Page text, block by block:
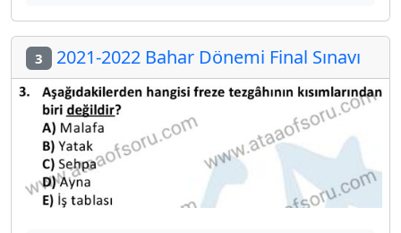
3 2021-2022 Bahar Dönemi Final Sınavı